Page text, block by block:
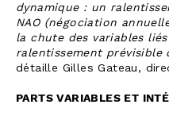
dynamique : un
NAO (négociation
la chute des variables
ralentissement prévisible
détaille Gilles Gateau,
PARTS VARIABLES ET